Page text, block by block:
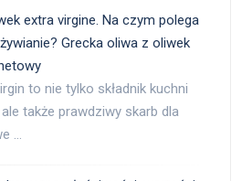
extra virgine. Na czym polega
Grecka oliwa z oliwek
to nie tylko składnik kuchni
także prawdziwy skarb dla
…